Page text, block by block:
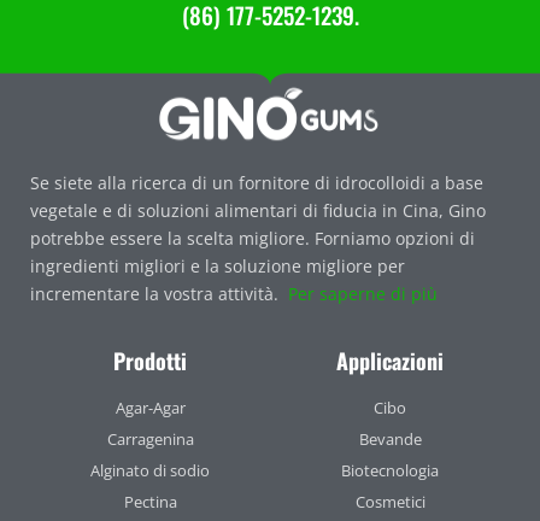
(86) 177-5252-1239.
Se siete alla ricerca di un fornitore di idrocolloidi a base
vegetale e di soluzioni alimentari di fiducia in Cina, Gino
potrebbe essere la scelta migliore. Forniamo opzioni di
ingredienti migliori e la soluzione migliore per
incrementare la vostra attività. Per saperne di più
Prodotti
Agar-Agar
Carragenina
Alginato di sodio
Pectina
Applicazioni
Cibo
Bevande
Biotecnologia
Cosmetici